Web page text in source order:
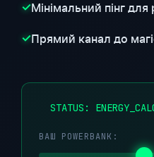
✓Мінімальний пінг для
✓Прямий канал до
STATUS:
ВАШ POWERBANK: